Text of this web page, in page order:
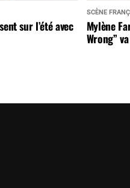
sur l’été avec
SCÈNE
Mylène
Wrong”